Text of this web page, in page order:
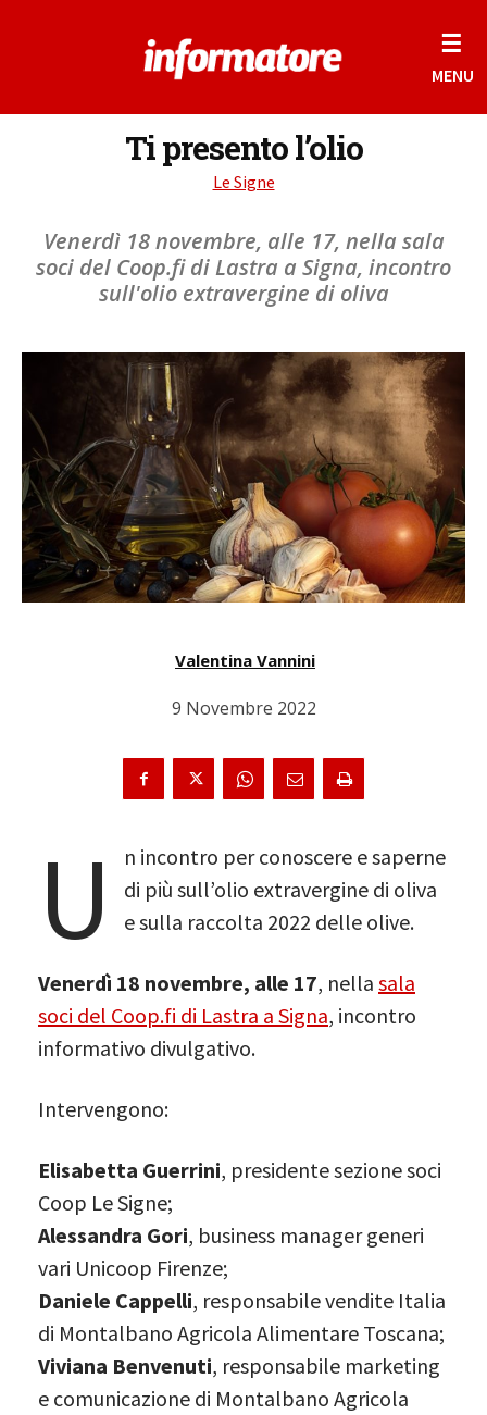
☰
MENU
Ti presento l’olio
Le Signe
Venerdì 18 novembre, alle 17, nella sala
soci del Coop.fi di Lastra a Signa, incontro
sull'olio extravergine di oliva
Valentina Vannini
9 Novembre 2022
U
n incontro per conoscere e saperne
di più sull’olio extravergine di oliva
e sulla raccolta 2022 delle olive.
Venerdì 18 novembre, alle 17, nella sala
soci del Coop.fi di Lastra a Signa, incontro
informativo divulgativo.
Intervengono:
Elisabetta Guerrini, presidente sezione soci
Coop Le Signe;
Alessandra Gori, business manager generi
vari Unicoop Firenze;
Daniele Cappelli, responsabile vendite Italia
di Montalbano Agricola Alimentare Toscana;
Viviana Benvenuti, responsabile marketing
e comunicazione di Montalbano Agricola